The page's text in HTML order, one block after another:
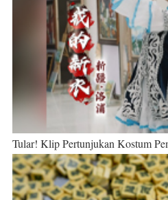
Tular! Klip Pertunjukan Kostum